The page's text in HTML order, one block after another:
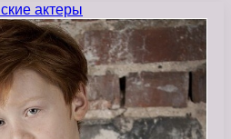
актеры